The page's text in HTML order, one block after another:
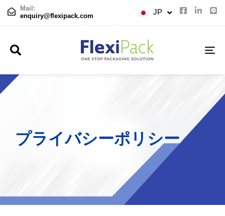
Mail:
enquiry@flexipack.com JP
CN
プライバシーポリ シー